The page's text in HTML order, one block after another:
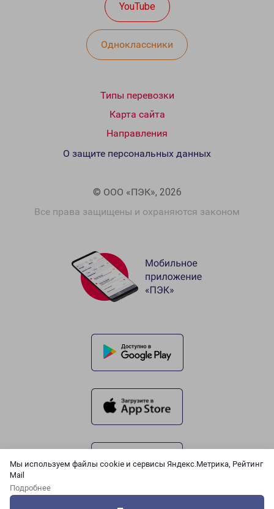
Мы используем файлы cookie и сервисы Яндекс.Метрика, Рейтинг
Mail
Подробнее
YouTube
Одноклассники
Типы перевозки
Карта сайта
Направления
© ООО «ПЭК», 2026
Все права защищены и охраняются законом
О защите персональных данных